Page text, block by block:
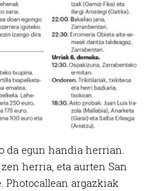
da egun handia herrian.
herria, eta aurten San
argazkiak